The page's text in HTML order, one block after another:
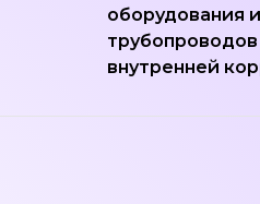
оборудования и
трубопроводов
внутренней